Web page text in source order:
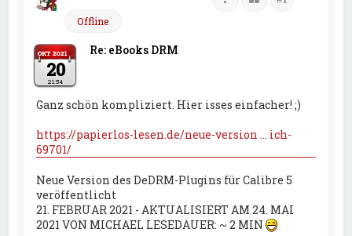
Offline
OKT 2021
20
21:54
Re: eBooks DRM
Ganz schön kompliziert. Hier isses einfacher! ;)
https://papierlos-lesen.de/neue-version ... ich-
69701/
Neue Version des DeDRM-Plugins für Calibre 5
veröffentlicht
21. FEBRUAR 2021 - AKTUALISIERT AM 24. MAI
2021 VON MICHAEL LESEDAUER: ~ 2 MIN